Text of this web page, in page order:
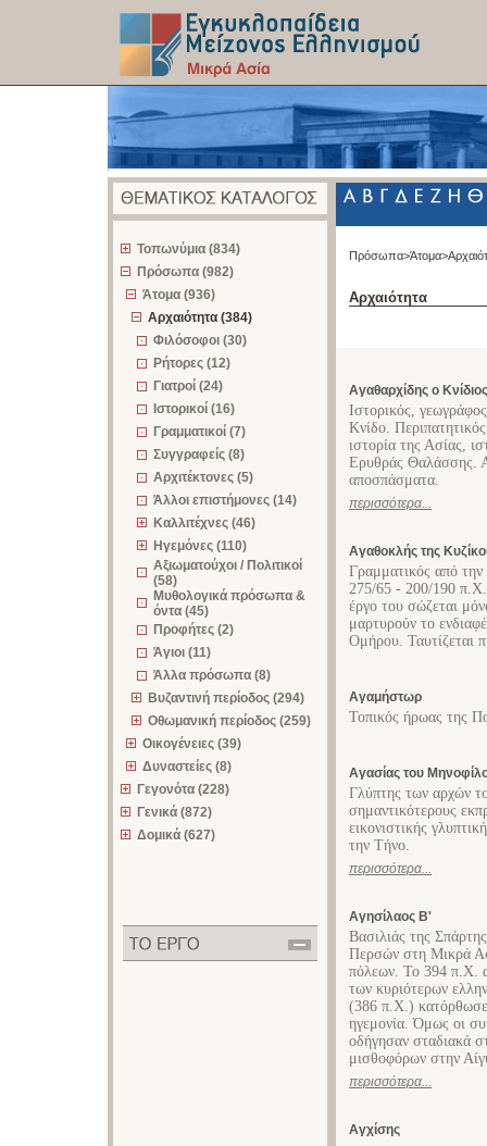
Τοπωνύμια (834)
Πρόσωπα (982)
Άτομα (936)
Αρχαιότητα (384)
Φιλόσοφοι (30)
Ρήτορες (12)
Γιατροί (24)
Ιστορικοί (16)
Γραμματικοί (7)
Συγγραφείς (8)
Αρχιτέκτονες (5)
Άλλοι επιστήμονες (14)
Καλλιτέχνες (46)
Ηγεμόνες (110)
Αξιωματούχοι / Πολιτικοί
(58)
Μυθολογικά πρόσωπα &
όντα (45)
Προφήτες (2)
Άγιοι (11)
Άλλα πρόσωπα (8)
Βυζαντινή περίοδος (294)
Οθωμανική περίοδος (259)
Οικογένειες (39)
Δυναστείες (8)
Γεγονότα (228)
Γενικά (872)
Δομικά (627)
Πρόσωπα>Άτομα>
Αρχαιότητα
Αγαθαρχίδης ο Κνίδιος
Ιστορικός,
Κνίδο.
ιστορία της Ασίας,
Ερυθράς Θαλάσσης.
αποσπάσματα.
περισσότερα...
Αγαθοκλής της
Γραμματικός από
275/65 - 200/190 π.Χ.
έργο του σώζεται
μαρτυρούν το
Ομήρου. Ταυτίζεται
Αγαμήστωρ
Τοπικός ήρωας της
Αγασίας του
Γλύπτης των αρχών
σημαντικότερους
εικονιστικής
την Τήνο.
περισσότερα...
Αγησίλαος Β'
Βασιλιάς της
Περσών στη Μικρά
πόλεων. Το 394 π.Χ.
των κυριότερων
(386 π.Χ.) κατόρθωσε
ηγεμονία. Όμως οι
οδήγησαν σταδιακά
μισθοφόρων στην
περισσότερα...
Αγχίσης